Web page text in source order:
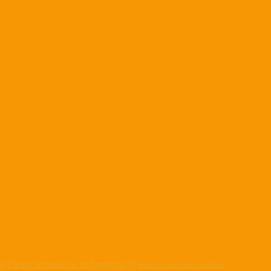
Cuevas prehistóricas de Cantabria (5) ermitas rupestres cantabria